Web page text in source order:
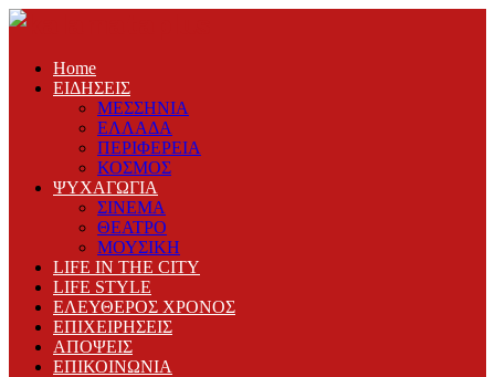
Home
ΕΙΔΗΣΕΙΣ
ΜΕΣΣΗΝΙΑ
ΕΛΛΑΔΑ
ΠΕΡΙΦΕΡΕΙΑ
ΚΟΣΜΟΣ
ΨΥΧΑΓΩΓΙΑ
ΣΙΝΕΜΑ
ΘΕΑΤΡΟ
ΜΟΥΣΙΚΗ
LIFE IN THE CITY
LIFE STYLE
ΕΛΕΥΘΕΡΟΣ ΧΡΟΝΟΣ
ΕΠΙΧΕΙΡΗΣΕΙΣ
ΑΠΟΨΕΙΣ
ΕΠΙΚΟΙΝΩΝΙΑ